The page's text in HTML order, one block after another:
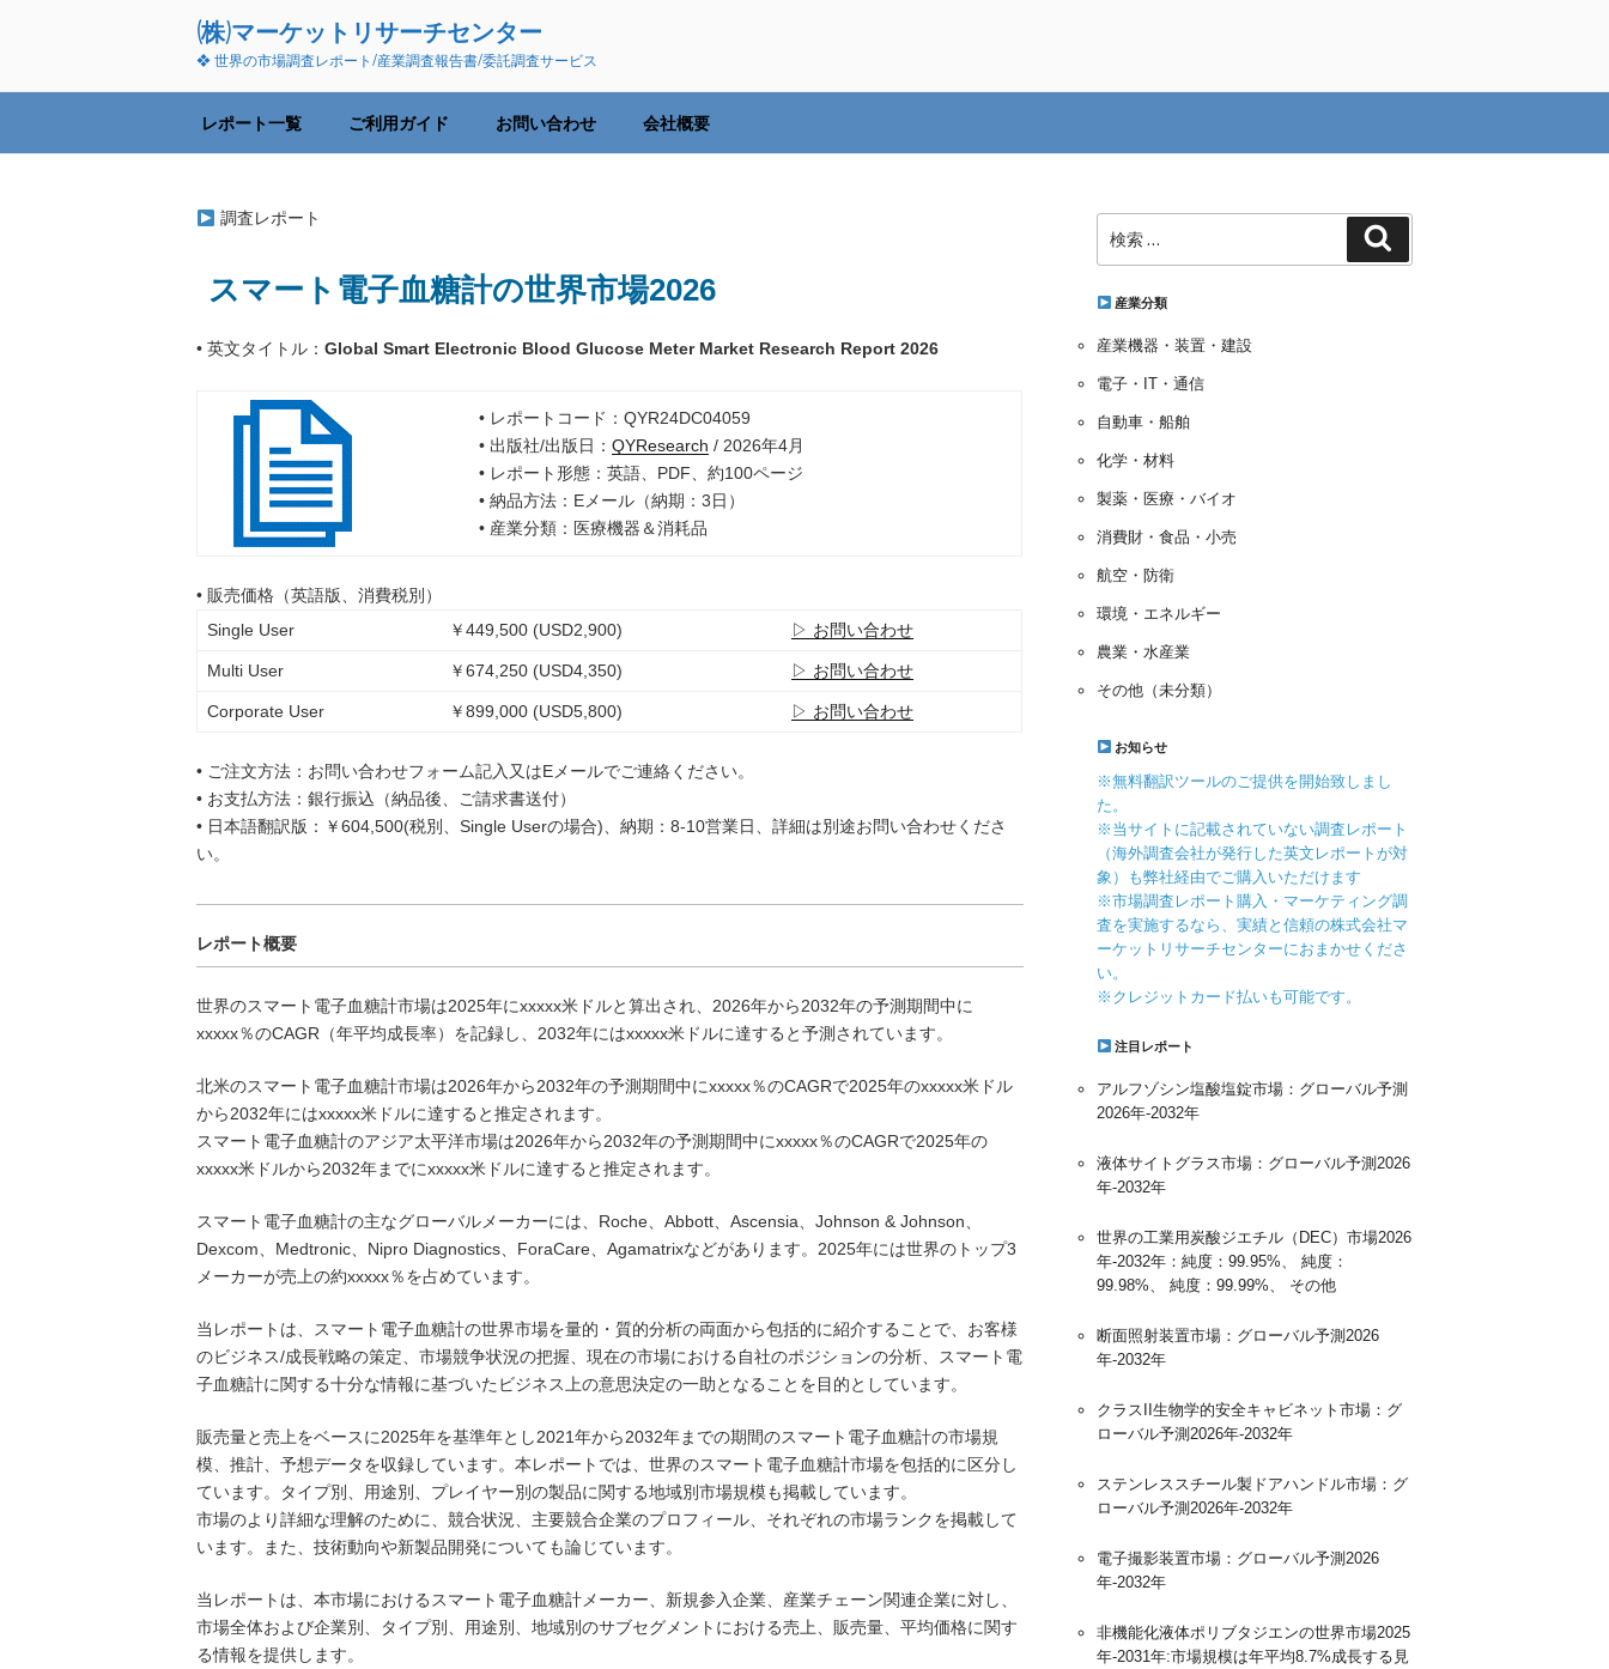
ン
へ
(株)マーケットリサーチセンター
❖ 世界の市場調査レポート/産業調査報告書/委託調査サービス
レポート一覧 ご利用ガイド お問い合わせ 会社概要
調査レポート
スマート電子血糖計の世界市場2026
• 英文タイトル： Global Smart Electronic Blood Glucose Meter Market Research Report 2026
• レポートコード：QYR24DC04059
• 出版社/出版日： QYResearch / 2026年4月
• レポート形態：英語、PDF、約100ページ
• 納品方法：Eメール（納期：3日）
• 産業分類：医療機器＆消耗品
• 販売価格（英語版、消費税別）
Single User
￥449,500 (USD2,900) ▷ お問い合わせ
Multi User ￥674,250 (USD4,350) ▷ お問い合わせ
Corporate User ￥899,000 (USD5,800) ▷ お問い合わせ
• ご注文方法：お問い合わせフォーム記入又はEメールでご連絡ください。
• お支払方法：銀行振込（納品後、ご請求書送付）
• 日本語翻訳版：￥604,500(税別、Single Userの場合)、納期：8-10営業日、詳細は別途お問い合わせくださ
い。
レポート概要
世界のスマート電子血糖計市場は2025年にxxxxx米ドルと算出され、2026年から2032年の予測期間中に
xxxxx％のCAGR（年平均成長率）を記録し、2032年にはxxxxx米ドルに達すると予測されています。
北米のスマート電子血糖計市場は2026年から2032年の予測期間中にxxxxx％のCAGRで2025年のxxxxx米ドル
から2032年にはxxxxx米ドルに達すると推定されます。
スマート電子血糖計のアジア太平洋市場は2026年から2032年の予測期間中にxxxxx％のCAGRで2025年の
xxxxx米ドルから2032年までにxxxxx米ドルに達すると推定されます。
スマート電子血糖計の主なグローバルメーカーには、Roche、Abbott、Ascensia、Johnson & Johnson、
Dexcom、Medtronic、Nipro Diagnostics、ForaCare、Agamatrixなどがあります。2025年には世界のトップ3
メーカーが売上の約xxxxx％を占めています。
当レポートは、スマート電子血糖計の世界市場を量的・質的分析の両面から包括的に紹介することで、お客様
のビジネス/成長戦略の策定、市場競争状況の把握、現在の市場における自社のポジションの分析、スマート電
子血糖計に関する十分な情報に基づいたビジネス上の意思決定の一助となることを目的としています。
販売量と売上をベースに2025年を基準年とし2021年から2032年までの期間のスマート電子血糖計の市場規
模、推計、予想データを収録しています。本レポートでは、世界のスマート電子血糖計市場を包括的に区分し
ています。タイプ別、用途別、プレイヤー別の製品に関する地域別市場規模も掲載しています。
市場のより詳細な理解のために、競合状況、主要競合企業のプロフィール、それぞれの市場ランクを掲載して
います。また、技術動向や新製品開発についても論じています。
当レポートは、本市場におけるスマート電子血糖計メーカー、新規参入企業、産業チェーン関連企業に対し、
市場全体および企業別、タイプ別、用途別、地域別のサブセグメントにおける売上、販売量、平均価格に関す
る情報を提供します。
索:
産業分類
産業機器・装置・建設
電子・IT・通信
自動車・船舶
化学・材料
製薬・医療・バイオ
消費財・食品・小売
航空・防衛
環境・エネルギー
農業・水産業
その他（未分類）
お知らせ
※無料翻訳ツールのご提供を開始致しまし
た。
※当サイトに記載されていない調査レポート
（海外調査会社が発行した英文レポートが対
象）も弊社経由でご購入いただけます
※市場調査レポート購入・マーケティング調
査を実施するなら、実績と信頼の株式会社マ
ーケットリサーチセンターにおまかせくださ
い。
※クレジットカード払いも可能です。
注目レポート
アルフゾシン塩酸塩錠市場：グローバル予測
2026年-2032年
液体サイトグラス市場：グローバル予測2026
年-2032年
世界の工業用炭酸ジエチル（DEC）市場2026
年-2032年：純度：99.95%、 純度：
99.98%、 純度：99.99%、 その他
断面照射装置市場：グローバル予測2026
年-2032年
クラスII生物学的安全キャビネット市場：グ
ローバル予測2026年-2032年
ステンレススチール製ドアハンドル市場：グ
ローバル予測2026年-2032年
電子撮影装置市場：グローバル予測2026
年-2032年
非機能化液体ポリブタジエンの世界市場2025
年-2031年:市場規模は年平均8.7%成長する見